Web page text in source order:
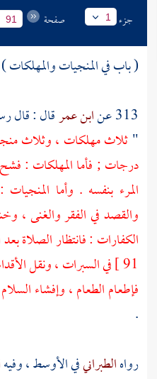
جزء 1 صفحة 91
( باب في المنجيات والمهلكات
313 عن
ابن عمرقال : قال
"ثلاث مهلكات ، وثلاث
درجات ; فأما المهلكات :
المرء بنفسه . وأما
والقصد في الفقر والغنى ،
الكفارات : فانتظار الصلاة
91 ] في السبرات ، ونقل
فإطعام الطعام ، وإفشاء
.
رواهالطبرانيفي الأوسط ، وفيه